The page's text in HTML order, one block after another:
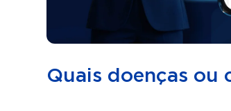
Quais doenças ou